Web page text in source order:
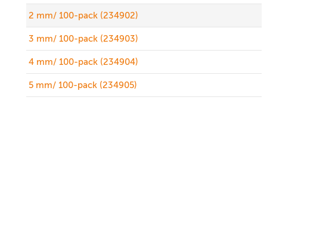
2 mm/ 100-pack (234902)
3 mm/ 100-pack (234903)
4 mm/ 100-pack (234904)
5 mm/ 100-pack (234905)